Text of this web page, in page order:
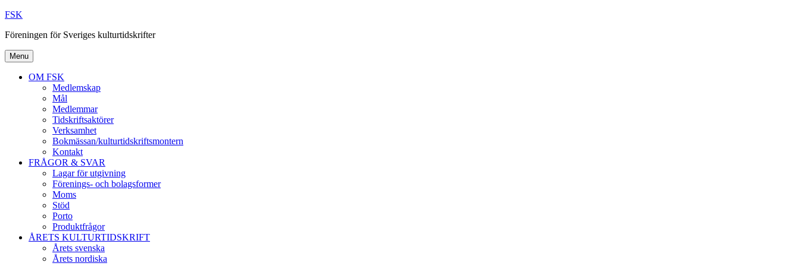
Skip
content
FSK
Föreningen för Sveriges kulturtidskrifter
Menu
OM FSK
Medlemskap
Mål
Medlemmar
Tidskriftsaktörer
Verksamhet
Bokmässan/kulturtidskriftsmontern
Kontakt
FRÅGOR & SVAR
Lagar för utgivning
Förenings- och bolagsformer
Moms
Stöd
Porto
Produktfrågor
ÅRETS KULTURTIDSKRIFT
Årets svenska
Årets nordiska